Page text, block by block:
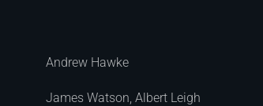
Andrew Hawke
James Watson, Albert Leigh